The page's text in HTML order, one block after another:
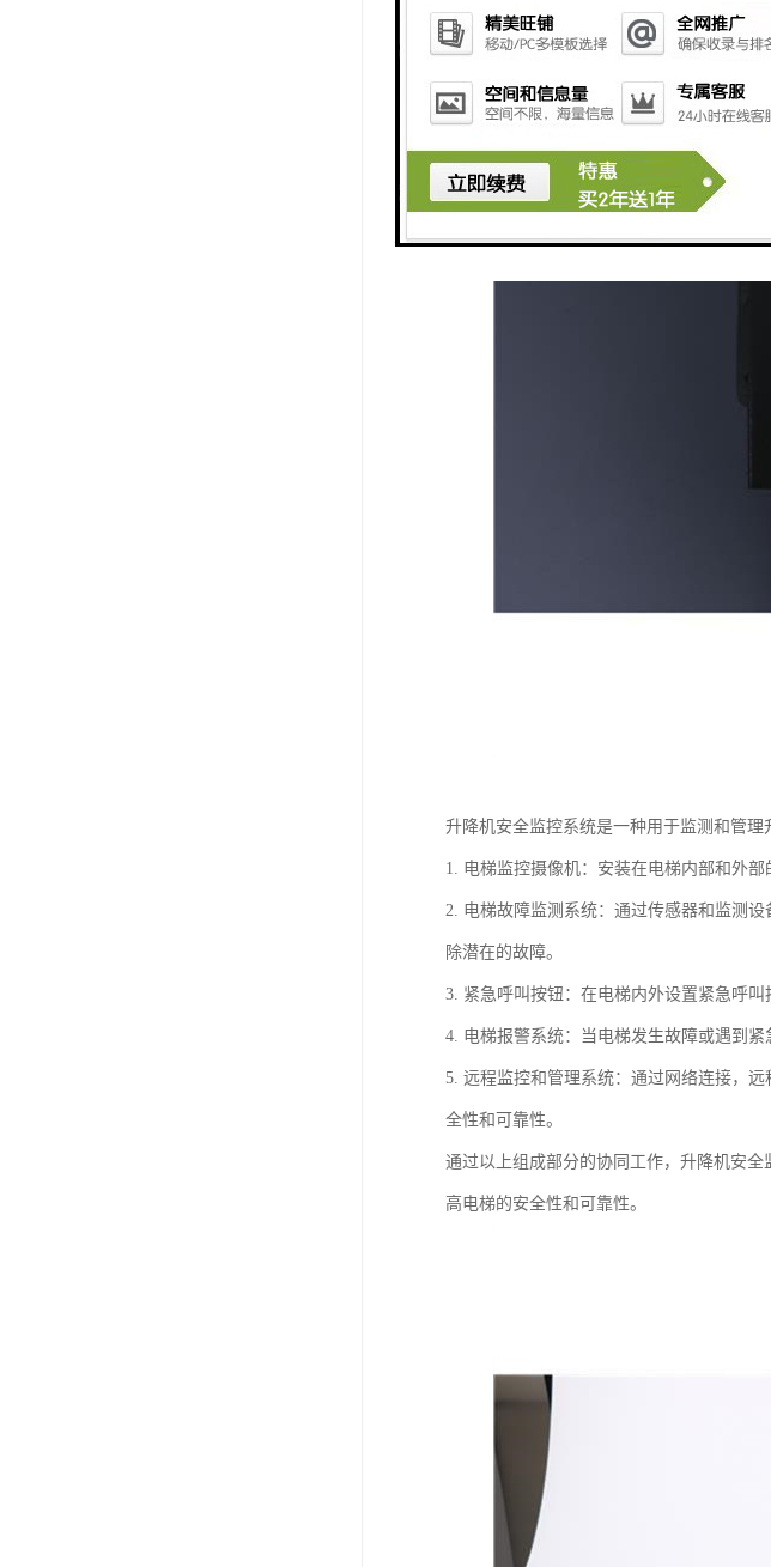
升降机安全监控系统是一种用于监测和管理
1. 电梯监控摄像机：安装在电梯内部和外
2. 电梯故障监测系统：通过传感器和监测
除潜在的故障。
3. 紧急呼叫按钮：在电梯内外设置紧急呼
4. 电梯报警系统：当电梯发生故障或遇到
5. 远程监控和管理系统：通过网络连接，
全性和可靠性。
通过以上组成部分的协同工作，升降机安
高电梯的安全性和可靠性。